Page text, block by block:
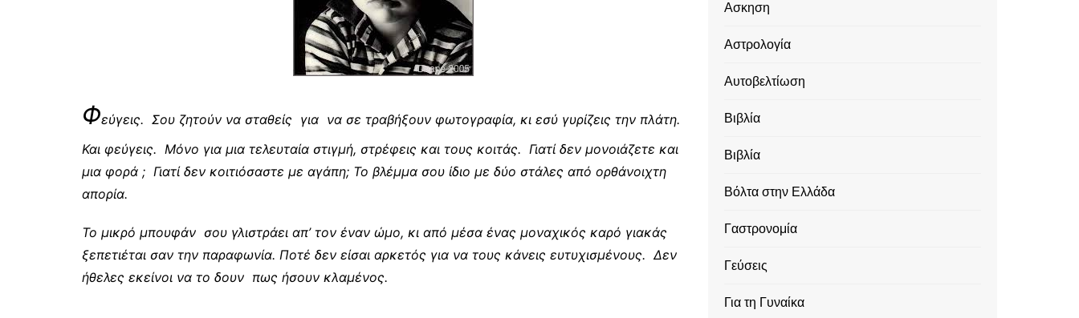
Φεύγεις. Σου ζητούν να σταθείς για να σε τραβήξουν φωτογραφία, κι εσύ γυρίζεις την πλάτη.
Και φεύγεις. Μόνο για μια τελευταία στιγμή, στρέφεις και τους κοιτάς. Γιατί δεν μονοιάζετε και
μια φορά ; Γιατί δεν κοιτιόσαστε με αγάπη; Το βλέμμα σου ίδιο με δύο στάλες από ορθάνοιχτη
απορία.
Το μικρό μπουφάν σου γλιστράει απ’ τον έναν ώμο, κι από μέσα ένας μοναχικός καρό γιακάς
ξεπετιέται σαν την παραφωνία. Ποτέ δεν είσαι αρκετός για να τους κάνεις ευτυχισμένους. Δεν
ήθελες εκείνοι να το δουν πως ήσουν κλαμένος.
Ασκηση
Αστρολογία
Αυτοβελτίωση
Βιβλία
Βιβλία
Βόλτα στην Ελλάδα
Γαστρονομία
Γεύσεις
Για τη Γυναίκα